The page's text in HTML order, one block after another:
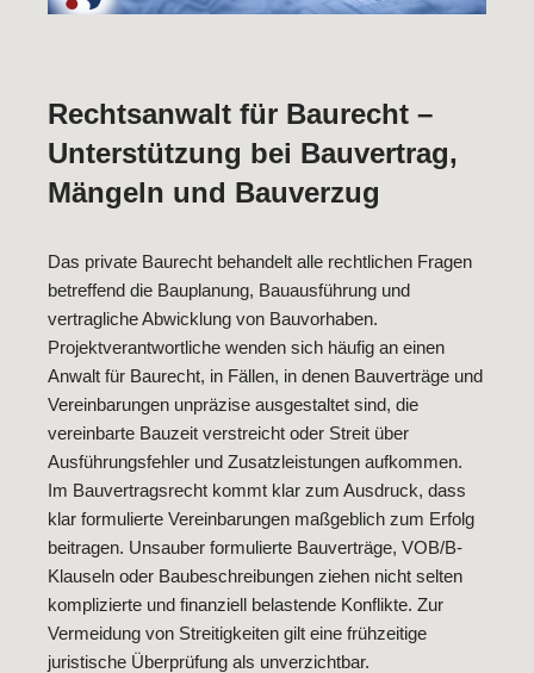
Rechtsanwalt für Baurecht –
Unterstützung bei Bauvertrag,
Mängeln und Bauverzug
Das private Baurecht behandelt alle rechtlichen Fragen
betreffend die Bauplanung, Bauausführung und
vertragliche Abwicklung von Bauvorhaben.
Projektverantwortliche wenden sich häufig an einen
Anwalt für Baurecht, in Fällen, in denen Bauverträge und
Vereinbarungen unpräzise ausgestaltet sind, die
vereinbarte Bauzeit verstreicht oder Streit über
Ausführungsfehler und Zusatzleistungen aufkommen.
Im Bauvertragsrecht kommt klar zum Ausdruck, dass
klar formulierte Vereinbarungen maßgeblich zum Erfolg
beitragen. Unsauber formulierte Bauverträge, VOB/B-
Klauseln oder Baubeschreibungen ziehen nicht selten
komplizierte und finanziell belastende Konflikte. Zur
Vermeidung von Streitigkeiten gilt eine frühzeitige
juristische Überprüfung als unverzichtbar.